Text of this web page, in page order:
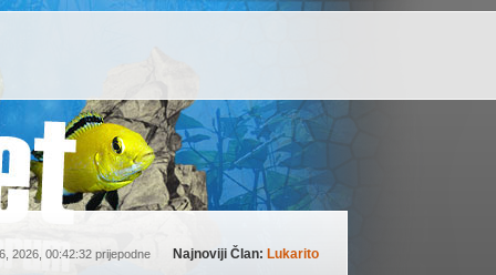
2026, 00:42:32 prijepodne Najnoviji Član: Lukarito